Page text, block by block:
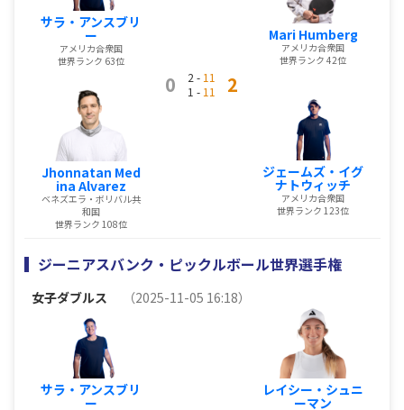
サラ・アンスブリ
ー
アメリカ合衆国
世界ランク 63位
Jhonnatan Med
ina Alvarez
ベネズエラ・ボリバル共
和国
世界ランク 108位
0 2 - 11
1 - 11 2
Mari Humberg
アメリカ合衆国
世界ランク 42位
ジェームズ・イグ
ナトウィッチ
アメリカ合衆国
世界ランク 123位
ジーニアスバンク・ピックルボール世界選手権
女子ダブルス （2025-11-05 16:18）
サラ・アンスブリ
ー
レイシー・シュニ
ーマン